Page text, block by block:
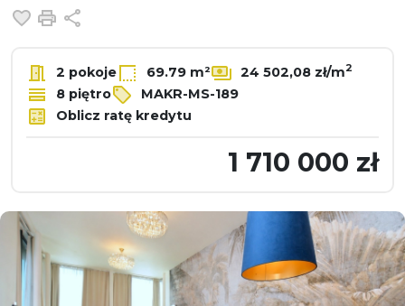
Dodaj do ulubionych
Drukuj
2 pokoje 69.79 m² 24 502,08 zł/m2
8 piętro
MAKR-MS-189
Oblicz ratę kredytu
1 710 000 zł